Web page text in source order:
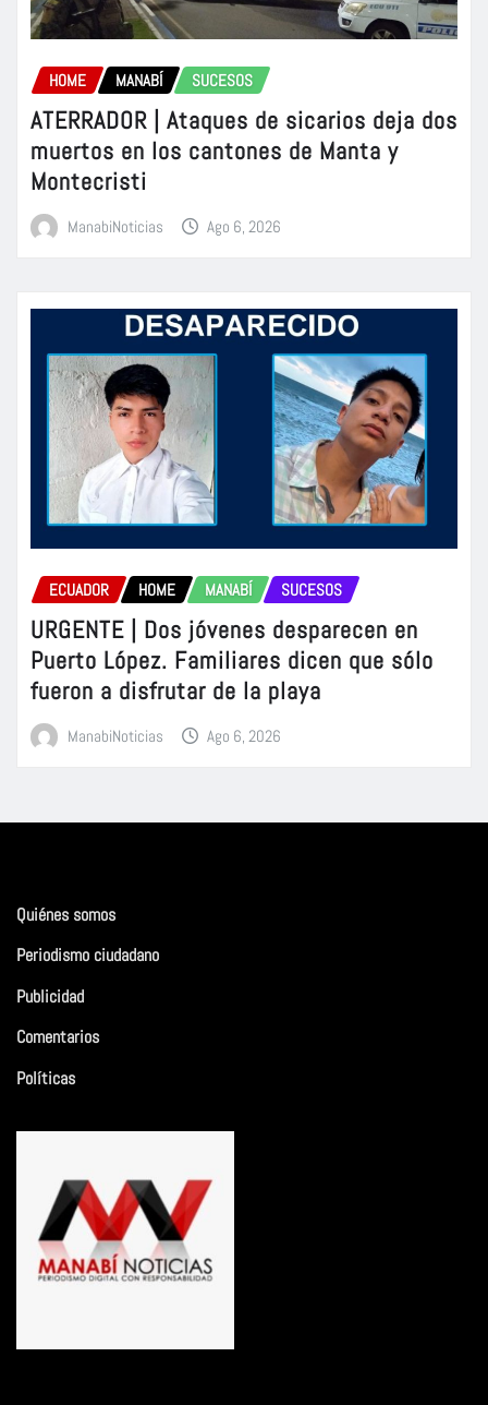
HOME MANABÍ SUCESOS
ATERRADOR | Ataques de sicarios deja dos
muertos en los cantones de Manta y
Montecristi
ManabiNoticias Ago 6, 2026
ECUADOR HOME MANABÍ SUCESOS
URGENTE | Dos jóvenes desparecen en
Puerto López. Familiares dicen que sólo
fueron a disfrutar de la playa
ManabiNoticias Ago 6, 2026
Quiénes somos
Periodismo ciudadano
Publicidad
Comentarios
Políticas